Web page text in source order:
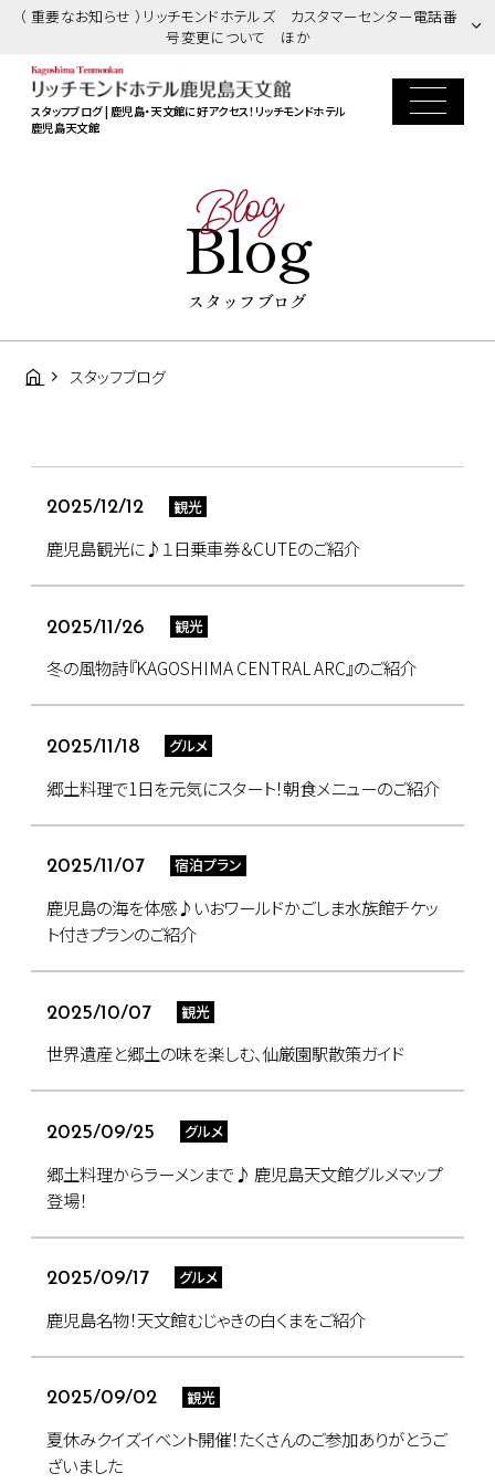
（ 重要なお知らせ ）リッチモンドホテルズ カスタマーセンター電話番
号変更について ほか
スタッフブログ | 鹿児島・天文館に好アクセス！リッチモンドホテル
鹿児島天文館
Blog
Blog
スタッフブログ
スタッフブログ
2025/12/12 観光
鹿児島観光に♪１日乗車券＆CUTEのご紹介
2025/11/26 観光
冬の風物詩『KAGOSHIMA CENTRAL ARC』のご紹介
2025/11/18 グルメ
郷土料理で1日を元気にスタート！朝食メニューのご紹介
2025/11/07 宿泊プラン
鹿児島の海を体感♪いおワールドかごしま水族館チケッ
ト付きプランのご紹介
2025/10/07 観光
世界遺産と郷土の味を楽しむ、仙厳園駅散策ガイド
2025/09/25 グルメ
郷土料理からラーメンまで♪ 鹿児島天文館グルメマップ
登場！
2025/09/17 グルメ
鹿児島名物！天文館むじゃきの白くまをご紹介
2025/09/02 観光
夏休みクイズイベント開催！たくさんのご参加ありがとうご
ざいました